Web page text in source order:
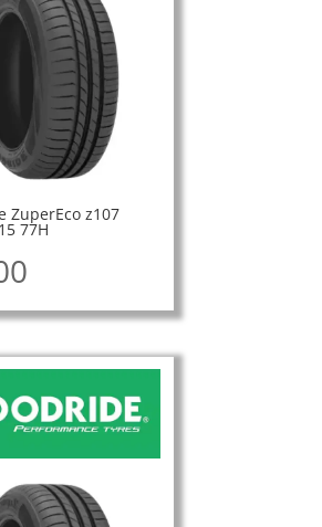
ZuperEco z107
77H